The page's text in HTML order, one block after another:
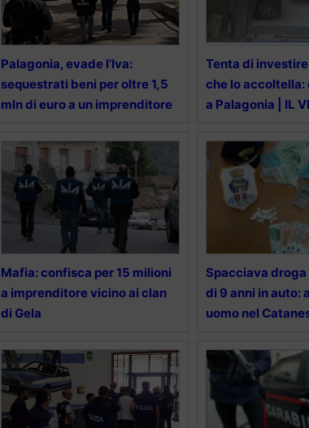
Palagonia, evade l’Iva:
sequestrati beni per oltre 1,5
mln di euro a un imprenditore
Tenta di
che lo
a Palagonia | IL
Mafia: confisca per 15 milioni
a imprenditore vicino ai clan
di Gela
Spacciava
di 9 anni in auto:
uomo nel